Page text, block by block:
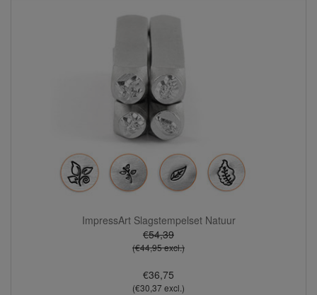
ImpressArt Slagstempelset Natuur
€54,39
(€44,95 excl.)
€36,75
(€30,37 excl.)